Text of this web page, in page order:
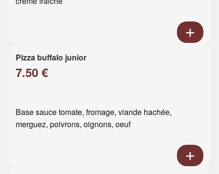
Pizza buffalo junior
7.50 €
Base sauce tomate, fromage, viande hachée,
merguez, poivrons, oignons, oeuf